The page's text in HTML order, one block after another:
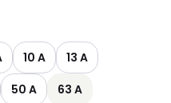
vaihtoehdot
olevat vaihtoehdot
olevat vaihtoehdot
10 A
13 A
50 A 63 A